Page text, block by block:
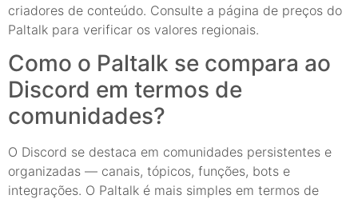
criadores de conteúdo. Consulte a página de preços do
Paltalk para verificar os valores regionais.
Como o Paltalk se compara ao
Discord em termos de
comunidades?
O Discord se destaca em comunidades persistentes e
organizadas — canais, tópicos, funções, bots e
integrações. O Paltalk é mais simples em termos de